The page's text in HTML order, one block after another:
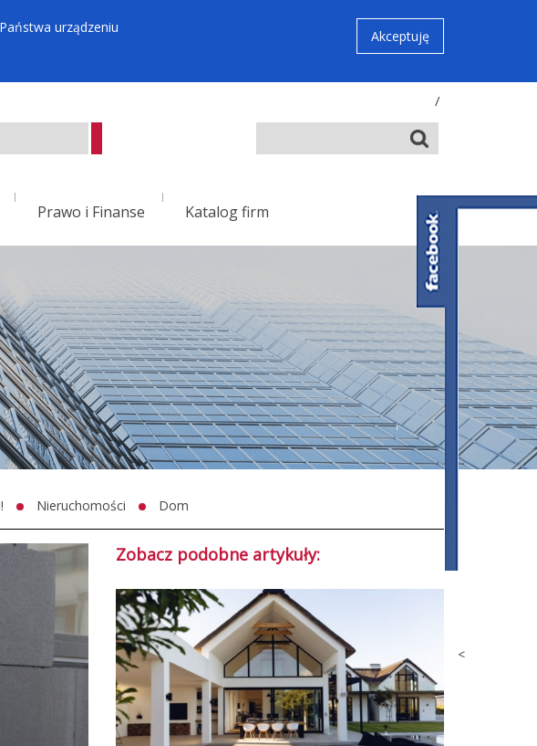
<
urządzeniu
Akceptuję
/
Prawo i Finanse Katalog firm
Nieruchomości Dom
Zobacz podobne artykuły: